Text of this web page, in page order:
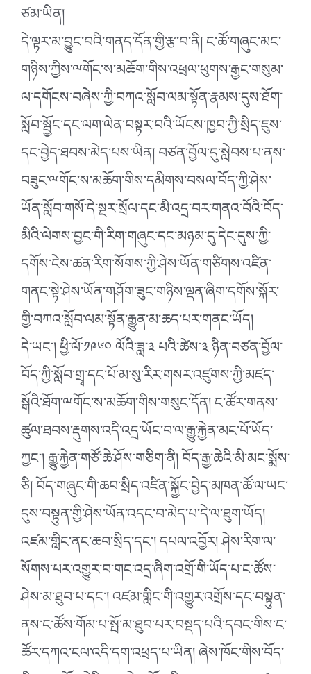
ཙམ་ཡིན།
དེ་ལྟར་མ་བྱུང་བའི་གནད་དོན་གྱི་རྩ་བ་ནི། ང་ཚོ་གཞུང་མང་
གཉིས་ཀྱིས་ྋགོང་ས་མཆོག་གིས་འཕྲལ་ཕུགས་རྒྱང་གསུམ་
ལ་དགོངས་བཞེས་ཀྱི་བཀའ་སློབ་ལམ་སྟོན་རྣམས་དུས་ཐོག་
སློབ་སྦྱོང་དང་ལག་ལེན་བསྟར་བའི་ཡོངས་ཁྱབ་ཀྱི་སྲིད་ཇུས་
དང་བྱེད་ཐབས་མེད་པས་ཡིན། བཙན་བྱོལ་དུ་སླེབས་པ་ནས་
བཟུང་ྋགོང་ས་མཆོག་གིས་དམིགས་བསལ་བོད་ཀྱི་ཤེས་
ཡོན་སློབ་གསོ་དེ་སྔར་སྲོལ་དང་མི་འདྲ་བར་གནའ་བོའི་བོད་
མིའི་ལེགས་བྱང་གི་རིག་གཞུང་དང་མཉམ་དུ་དེང་དུས་ཀྱི་
དགོས་ངེས་ཚན་རིག་སོགས་ཀྱི་ཤེས་ཡོན་གཙིགས་འཛིན་
གནང་སྟེ་ཤེས་ཡོན་གཤོག་ཟུང་གཉིས་ལྡན་ཞིག་དགོས་སྐོར་
གྱི་བཀའ་སློབ་ལམ་སྟོན་རྒྱུན་མ་ཆད་པར་གནང་ཡོད།
དེ་ཡང༌། ཕྱི་ལོ་༡༩༦༠ ལོའི་ཟླ་༣ པའི་ཚེས་༣ ཉིན་བཙན་བྱོལ་
བོད་ཀྱི་སློབ་གྲྭ་དང་པོ་མ་སུ་རིར་གསར་འཛུགས་ཀྱི་མཛད་
སྒོའི་ཐོག་ྋགོང་ས་མཆོག་གིས་གསུང་དོན། ང་ཚོར་གནས་
ཚུལ་ཐབས་རྡུགས་འདི་འདྲ་ཡོང་བ་ལ་རྒྱུ་རྐྱེན་མང་པོ་ཡོད་
ཀྱང༌། རྒྱུ་རྐྱེན་གཙོ་ཆེ་ཤོས་གཅིག་ནི། བོད་རྒྱ་ཆེའི་མི་མང་སྨོས་
ཅི། བོད་གཞུང་གི་ཆབ་སྲིད་འཛིན་སྐྱོང་བྱེད་མཁན་ཚོ་ལ་ཡང་
དུས་བསྟུན་གྱི་ཤེས་ཡོན་འདང་བ་མེད་པ་དེ་ལ་ཐུག་ཡོད།
འཛམ་གླིང་ནང་ཆབ་སྲིད་དང༌། དཔལ་འབྱོར། ཤེས་རིག་ལ་
སོགས་པར་འགྱུར་བ་གང་འདྲ་ཞིག་འགྲོ་གི་ཡོད་པ་ང་ཚོས་
ཤེས་མ་ཐུབ་པ་དང༌། འཛམ་གླིང་གི་འགྱུར་འགྲོས་དང་བསྟུན་
ནས་ང་ཚོས་གོམ་པ་སྤོ་མ་ཐུབ་པར་བསྡད་པའི་དབང་གིས་ང་
ཚོར་དཀའ་ངལ་འདི་དག་འཕྲད་པ་ཡིན། ཞེས་ཁོང་གིས་བོད་